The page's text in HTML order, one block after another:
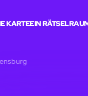
KARTEEIN